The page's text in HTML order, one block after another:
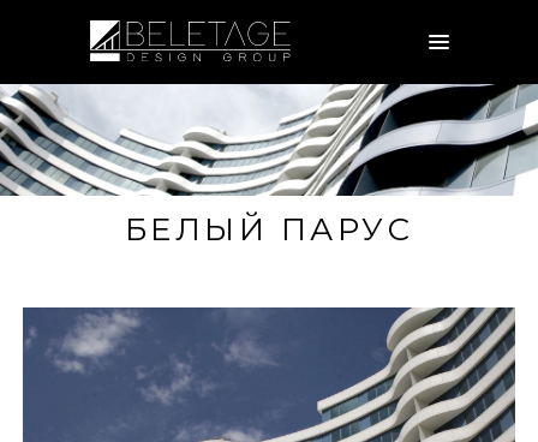
БЕЛЫЙ ПАРУС